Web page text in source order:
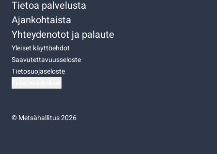
Tietoa palvelusta
Ajankohtaista
Yhteydenotot ja palaute
Yleiset käyttöehdot
Saavutettavuusseloste
Tietosuojaseloste
©Metsähallitus 2026